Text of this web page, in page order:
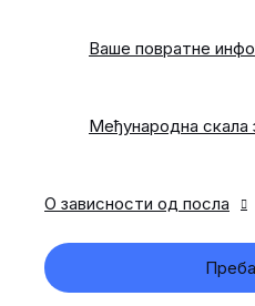
Ваше повратне
Међународна скала
О зависности од посла